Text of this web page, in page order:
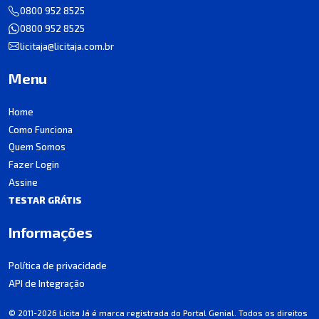
0800 952 8525
0800 952 8525
licitaja@licitaja.com.br
Menu
Home
Como Funciona
Quem Somos
Fazer Login
Assine
TESTAR GRÁTIS
Informações
Política de privacidade
API de Integração
© 2011-2026 Licita Já é marca registrada do Portal Genial. Todos os direitos